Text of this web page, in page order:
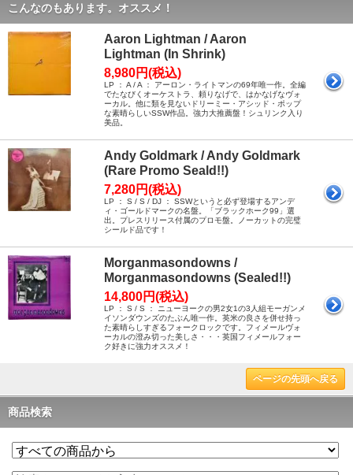
こんなのもあります。オススメ！
Aaron Lightman / Aaron
Lightman (In Shrink)
8,980円(税込)
LP ： A / A ： アーロン・ライトマンの69年唯一作。全編
でたなびくオーケストラ、頼りなげで、はかなげなヴォ
ーカル。他に類を見ないドリーミー・アシッド・ポップ
な素晴らしいSSW作品。強力大推薦盤！シュリンク入り
美品。
Andy Goldmark / Andy Goldmark
(Rare Promo Seald!!)
7,280円(税込)
LP ： S / S / DJ ： SSWというと必ず登場するアンデ
ィ・ゴールドマークの名盤。「ブラックホーク99」選
出。プレスリリース付属のプロモ盤。ノーカットの完璧
シールド品です！
Morganmasondowns /
Morganmasondowns (Sealed!!)
14,800円(税込)
LP ： S / S ： ニューヨークの男2女1の3人組モーガンメ
イソンダウンズのたぶん唯一作。英米の良さを併せ持っ
た素晴らしすぎるフォークロックです。フィメールヴォ
ーカルの澄み切った美しさ・・・英国フィメールフォー
ク好きに強力オススメ！
ページの先頭へ戻る
商品検索